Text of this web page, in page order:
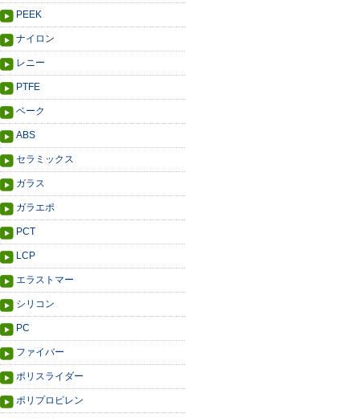
PEEK
ナイロン
レニー
PTFE
ベーク
ABS
セラミックス
ガラス
ガラエポ
PCT
LCP
エラストマー
シリコン
PC
ファイバー
ポリスライダー
ポリプロピレン